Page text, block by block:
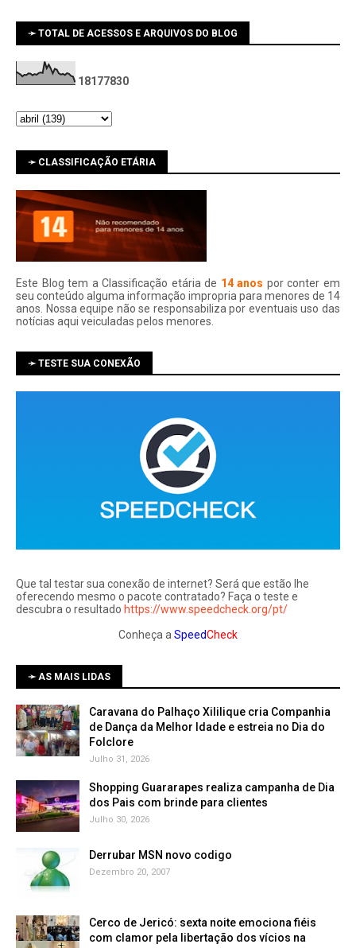
➛ TOTAL DE ACESSOS E ARQUIVOS DO BLOG
18177830
➛ CLASSIFICAÇÃO ETÁRIA
Este Blog tem a Classificação etária de 14 anos por conter em
seu conteúdo alguma informação impropria para menores de 14
anos. Nossa equipe não se responsabiliza por eventuais uso das
notí­cias aqui veiculadas pelos menores.
➛ TESTE SUA CONEXÃO
Que tal testar sua conexão de internet? Será que estão lhe
oferecendo mesmo o pacote contratado? Faça o teste e
descubra o resultado https://www.speedcheck.org/pt/
Conheça a SpeedCheck
➛ AS MAIS LIDAS
Caravana do Palhaço Xililique cria Companhia
de Dança da Melhor Idade e estreia no Dia do
Folclore
Julho 31, 2026
Shopping Guararapes realiza campanha de Dia
dos Pais com brinde para clientes
Julho 30, 2026
Derrubar MSN novo codigo
Dezembro 20, 2007
Cerco de Jericó: sexta noite emociona fiéis
com clamor pela libertação dos vícios na